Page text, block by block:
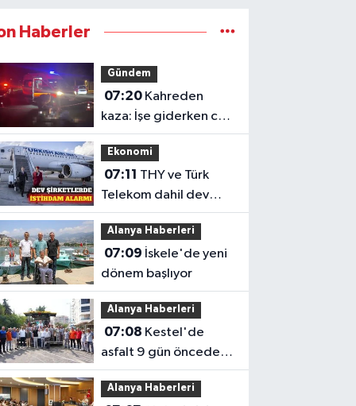
Haberler
Gündem
07:20
kaza: İşe giderken can
verdi
Ekonomi
07:11
Telekom dahil dev
şirketlerde istihdam
düşüyor
Alanya Haberleri
07:09
dönem başlıyor
Alanya Haberleri
07:08
asfalt 9 gün önceden
tamamlandı en anlamlı
teşekkür iş makinesinin
Alanya Haberleri